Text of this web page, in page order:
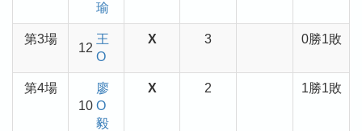
瑜
第3場
12
王
O
X 3 0勝1敗
第4場
10
廖
O
毅
X 2 1勝1敗